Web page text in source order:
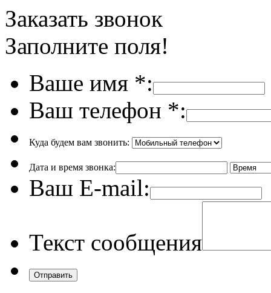
Заказать звонок
Заполните поля!
Ваше имя *:
Ваш телефон *:
Куда будем вам звонить:
Дата и время звонка:
Ваш E-mail:
Текст сообщения